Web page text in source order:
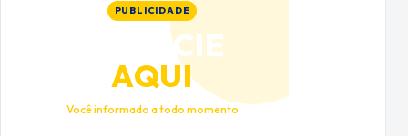
PUBLICIDADE
ANUNCIE
AQUI
Você informado a todo momento